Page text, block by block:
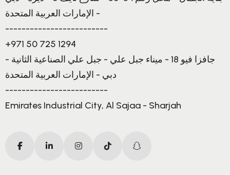
- الإمارات العربية المتحدة
-------------------------
+971 50 725 1294
جافزا فيو 18 - ميناء جبل علي - جبل علي الصناعية الثانية -
دبي - الإمارات العربية المتحدة
-------------------------
Emirates Industrial City, Al Sajaa - Sharjah